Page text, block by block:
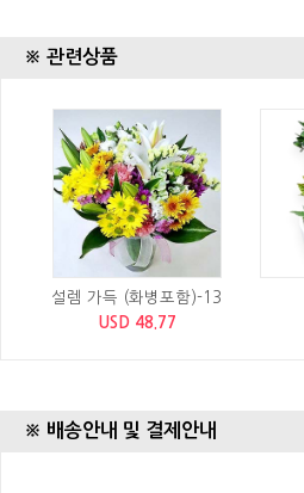
※ 관련상품
설렘 가득 (화병포함)-13
USD 48.77
※ 배송안내 및 결제안내